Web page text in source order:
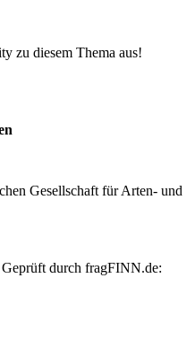
zu diesem Thema aus!
Gesellschaft für Arten- und
durch fragFINN.de: